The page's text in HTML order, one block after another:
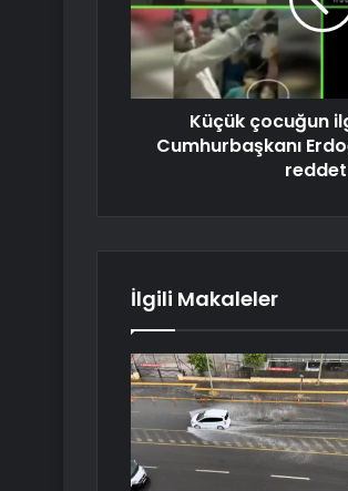
Küçük çocuğun
Cumhurbaşkanı
İlgili Makaleler